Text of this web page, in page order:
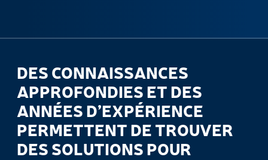
DES CONNAISSANCES
APPROFONDIES ET DES
ANNÉES D’EXPÉRIENCE
PERMETTENT DE TROUVER
DES SOLUTIONS POUR